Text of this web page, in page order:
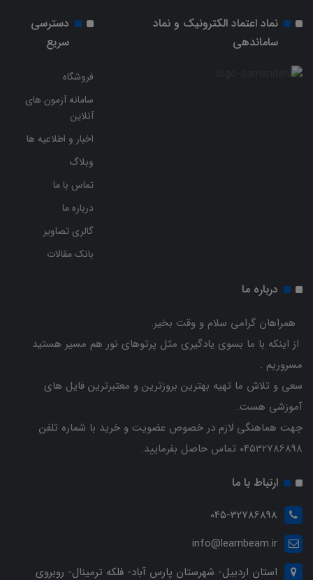
نماد اعتماد الکترونیک و نماد
ساماندهی
دسترسی
سریع
فروشگاه
سامانه آزمون های
آنلاین
اخبار و اطلاعیه ها
وبلاگ
تماس با ما
درباره ما
گالری تصاویر
بانک مقالات
درباره ما
همراهان گرامی سلام و وقت بخیر.
از اینکه با ما بسوی یادگیری مثل پرتوهای نور هم مسیر هستید
مسروریم .
سعی و تلاش ما تهیه بهترین بروزترین و معتبرترین فایل های
آموزشی هست.
جهت هماهنگی لازم در خصوص عضویت و خرید با شماره تلفن
04532786898 تماس حاصل بفرمایید.
ارتباط با ما
045-32786898
info@learnbeam.ir
استان اردبیل- شهرستان پارس آباد- فلکه ترمینال- روبروی